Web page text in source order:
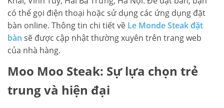
có thể gọi điện thoại hoặc sử dụng các ứng dụng đặt
bàn online. Thông tin chi tiết về Le Monde Steak đặt
bàn sẽ được cập nhật thường xuyên trên trang web
của nhà hàng.
Moo Moo Steak: Sự lựa chọn trẻ
trung và hiện đại